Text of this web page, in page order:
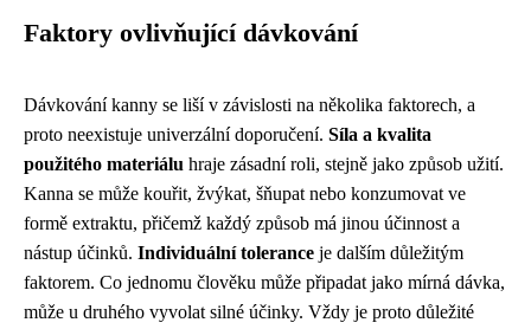
Faktory ovlivňující dávkování
Dávkování kanny se liší v závislosti na několika faktorech, a
proto neexistuje univerzální doporučení. Síla a kvalita
použitého materiálu hraje zásadní roli, stejně jako způsob užití.
Kanna se může kouřit, žvýkat, šňupat nebo konzumovat ve
formě extraktu, přičemž každý způsob má jinou účinnost a
nástup účinků. Individuální tolerance je dalším důležitým
faktorem. Co jednomu člověku může připadat jako mírná dávka,
může u druhého vyvolat silné účinky. Vždy je proto důležité